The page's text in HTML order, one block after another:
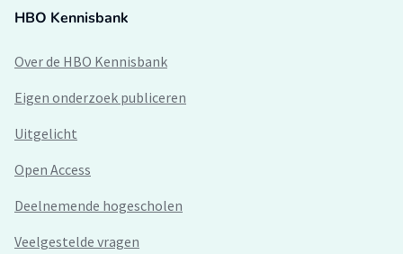
HBO Kennisbank
Over de HBO Kennisbank
Eigen onderzoek publiceren
Uitgelicht
Open Access
Deelnemende hogescholen
Veelgestelde vragen